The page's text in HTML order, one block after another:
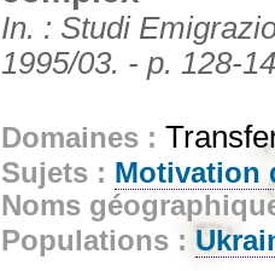
In. : Studi
1995/03. - p. 128-
Domaines :
Sujets : Motivation
Noms
Populations :